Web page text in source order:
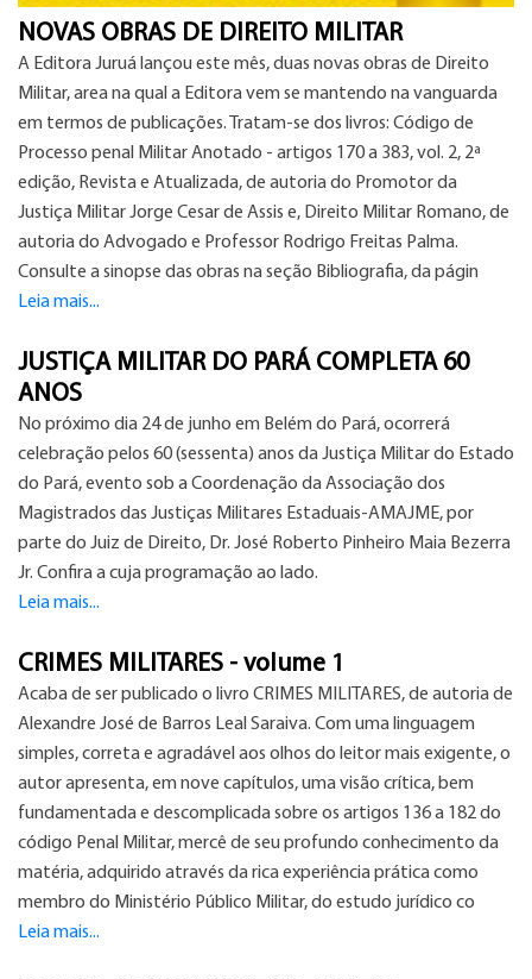
NOVAS OBRAS DE DIREITO MILITAR
A Editora Juruá lançou este mês, duas novas obras de Direito
Militar, area na qual a Editora vem se mantendo na vanguarda
em termos de publicações. Tratam-se dos livros: Código de
Processo penal Militar Anotado - artigos 170 a 383, vol. 2, 2ª
edição, Revista e Atualizada, de autoria do Promotor da
Justiça Militar Jorge Cesar de Assis e, Direito Militar Romano, de
autoria do Advogado e Professor Rodrigo Freitas Palma.
Consulte a sinopse das obras na seção Bibliografia, da págin
Leia mais...
JUSTIÇA MILITAR DO PARÁ COMPLETA 60
ANOS
No próximo dia 24 de junho em Belém do Pará, ocorrerá
celebração pelos 60 (sessenta) anos da Justiça Militar do Estado
do Pará, evento sob a Coordenação da Associação dos
Magistrados das Justiças Militares Estaduais-AMAJME, por
parte do Juiz de Direito, Dr. José Roberto Pinheiro Maia Bezerra
Jr. Confira a cuja programação ao lado.
Leia mais...
CRIMES MILITARES - volume 1
Acaba de ser publicado o livro CRIMES MILITARES, de autoria de
Alexandre José de Barros Leal Saraiva. Com uma linguagem
simples, correta e agradável aos olhos do leitor mais exigente, o
autor apresenta, em nove capítulos, uma visão crítica, bem
fundamentada e descomplicada sobre os artigos 136 a 182 do
código Penal Militar, mercê de seu profundo conhecimento da
matéria, adquirido através da rica experiência prática como
membro do Ministério Público Militar, do estudo jurídico co
Leia mais...